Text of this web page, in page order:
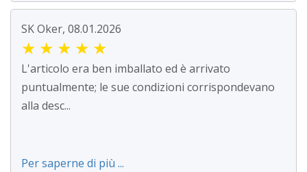
SK Oker, 08.01.2026
★ ★ ★ ★ ★
L'articolo era ben imballato ed è arrivato
puntualmente; le sue condizioni corrispondevano
alla desc...
Per saperne di più ...